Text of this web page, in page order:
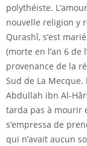
polythéiste.
nouvelle religion y
Qurashî, s’est
(morte en l’an 6 de
provenance de la
Sud de La
Abdullah ibn Al-
tarda pas à mourir
s’empressa de
qui n’avait aucun